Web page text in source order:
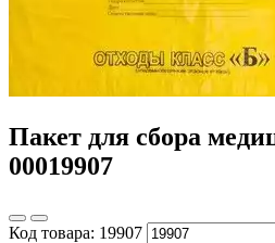
Пакет для сбора
00019907
Код товара: 19907